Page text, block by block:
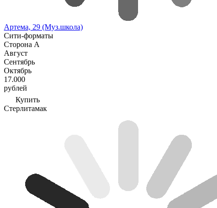
Артема, 29 (Муз.школа)
Сити-форматы
Сторона А
Август
Сентябрь
Октябрь
17.000
рублей
Купить
Стерлитамак